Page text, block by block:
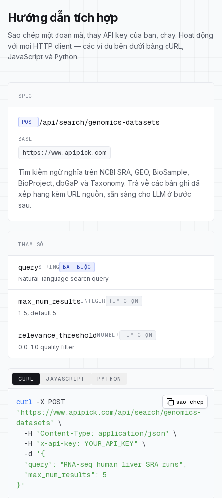
Hướng dẫn tích hợp
Sao chép một đoạn mã, thay API key của bạn, chạy. Hoạt động
với mọi HTTP client — các ví dụ bên dưới bằng cURL,
JavaScript và Python.
SPEC
POST /api/search/genomics-datasets
BASE
https://www.apipick.com
Tìm kiếm ngữ nghĩa trên NCBI SRA, GEO, BioSample,
BioProject, dbGaP và Taxonomy. Trả về các bản ghi đã
xếp hạng kèm URL nguồn, sẵn sàng cho LLM ở bước
sau.
THAM SỐ
querySTRING BẮT BUỘC
Natural-language search query
max_num_resultsINTEGER TÙY CHỌN
1–5, default 5
relevance_threshold NUMBER TÙY CHỌN
0.0–1.0 quality filter
CURL JAVASCRIPT PYTHON
sao chép
curl
"https://www.apipick.com/api/search/genomics-
datasets"
\
  -H
"Content-Type: application/json"
\
  -H
"x-api-key: YOUR_API_KEY"
\
  -d
}'